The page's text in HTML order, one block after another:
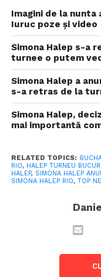
Imagini de la nunta
Iuruc poze și video
Simona Halep s-a
turnee o putem
Simona Halep a
s-a retras de la
Simona Halep,
mai importantă
RELATED TOPICS:
RIO, HALEP TURNEU
HALEP, SIMONA HALEP
SIMONA HALEP RIO, TOP